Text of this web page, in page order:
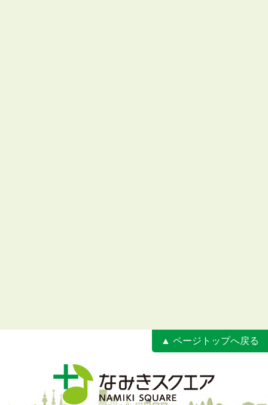
▲ ページトップへ戻る